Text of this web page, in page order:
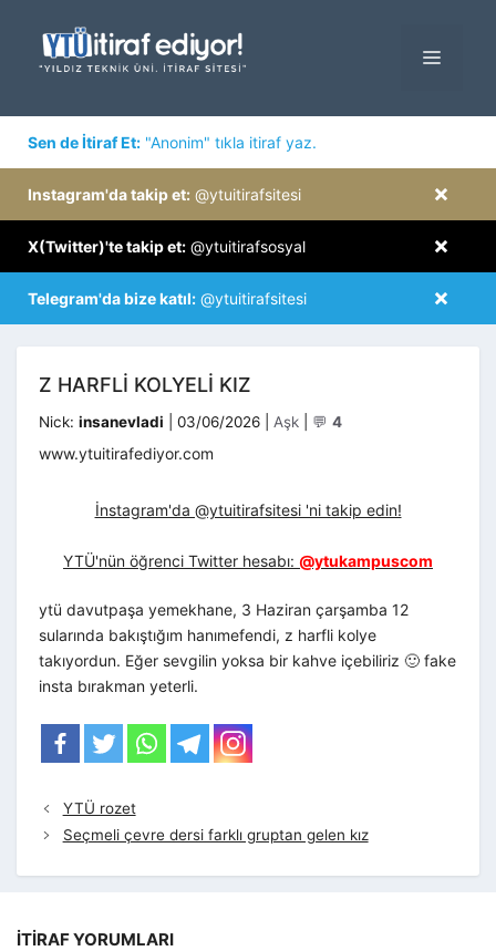
MENÜ
Sen de İtiraf Et: "Anonim" tıkla itiraf yaz.
×
Instagram'da takip et: @ytuitirafsitesi
×
X(Twitter)'te takip et: @ytuitirafsosyal
×
Telegram'da bize katıl: @ytuitirafsitesi
Z HARFLI KOLYELI KIZ
Nick: insanevladi 03/06/2026 Kategoriler
Aşk 💬 4
www.ytuitirafediyor.com
İnstagram'da @ytuitirafsitesi 'ni takip edin!
YTÜ'nün öğrenci Twitter hesabı: @ytukampuscom
ytü davutpaşa yemekhane, 3 Haziran çarşamba 12
sularında bakıştığım hanımefendi, z harfli kolye
takıyordun. Eğer sevgilin yoksa bir kahve içebiliriz 🙂 fake
insta bırakman yeterli.
YTÜ rozet
Seçmeli çevre dersi farklı gruptan gelen kız
İTIRAF YORUMLARI